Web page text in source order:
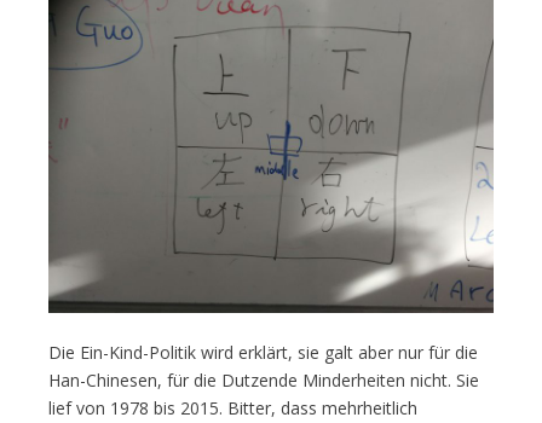
Die Ein-Kind-Politik wird erklärt, sie galt aber nur für die
Han-Chinesen, für die Dutzende Minderheiten nicht. Sie
lief von 1978 bis 2015. Bitter, dass mehrheitlich